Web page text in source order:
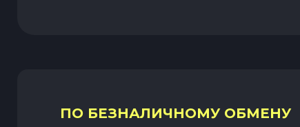
ПО БЕЗНАЛИЧНОМУ ОБМЕНУ